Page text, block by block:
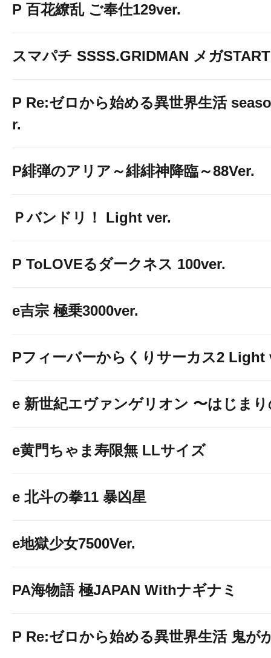
P 百花繚乱 ご奉仕129ver.
スマパチ SSSS.GRIDMAN メガ
P Re:ゼロから始める異世界生活
r.
P緋弾のアリア～緋緋神降臨～88Ver.
Ｐバンドリ！ Light ver.
P ToLOVEるダークネス 100ver.
e吉宗 極乗3000ver.
Pフィーバーからくりサーカス2 Light
e 新世紀エヴァンゲリオン 〜はじま
e黄門ちゃま寿限無 LLサイズ
e 北斗の拳11 暴凶星
e地獄少女7500Ver.
PA海物語 極JAPAN Withナギナミ
P Re:ゼロから始める異世界生活 鬼が